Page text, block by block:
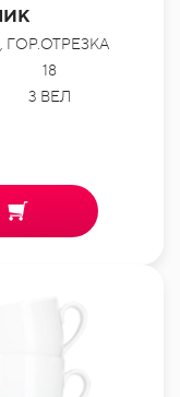
ГОР.ОТРЕЗКА
18
3 ВЕЛ